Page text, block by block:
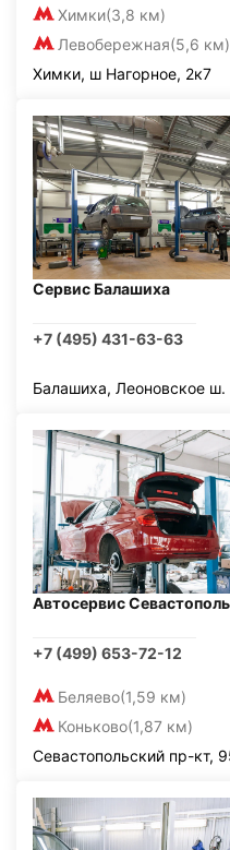
Химки(3,8 км)
Левобережная(5,6 км)
Химки, ш Нагорное, 2к7
Сервис Балашиха
+7 (495) 431-63-63
Балашиха, Леоновское ш.
Автосервис
+7 (499) 653-72-12
Беляево(1,59 км)
Коньково(1,87 км)
Севастопольский пр-кт,